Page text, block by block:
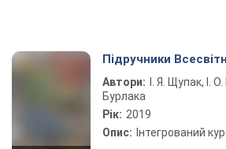
Підручники
Автори:
І. Я. Щупак, І.
Бурлака
Рік: 2019
Опис: Інтегрований